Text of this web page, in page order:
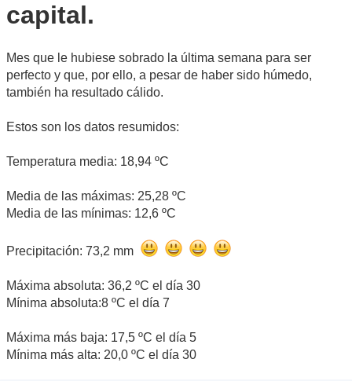
capital.
Mes que le hubiese sobrado la última semana para ser
perfecto y que, por ello, a pesar de haber sido húmedo,
también ha resultado cálido.
Estos son los datos resumidos:
Temperatura media: 18,94 ºC
Media de las máximas: 25,28 ºC
Media de las mínimas: 12,6 ºC
Precipitación: 73,2 mm
Máxima absoluta: 36,2 ºC el día 30
Mínima absoluta:8 ºC el día 7
Máxima más baja: 17,5 ºC el día 5
Mínima más alta: 20,0 ºC el día 30